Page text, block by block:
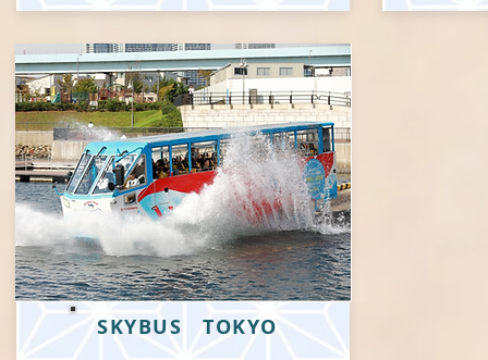
SKYBUS TOKYO